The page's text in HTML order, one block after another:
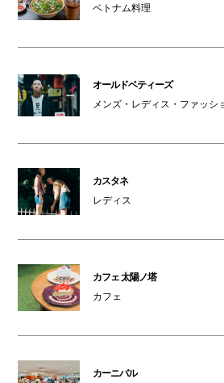
天ぷら 大吉
ベトナム料理
オールドベティーズ
メンズ・レディス・ファッシ
カスタネ
レディス
カフェ 太陽ノ塔
カフェ
カーニバル